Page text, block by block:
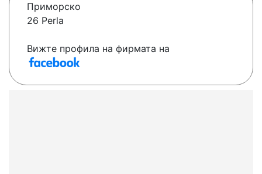
Приморско
26 Perla
Вижте профила на фирмата на